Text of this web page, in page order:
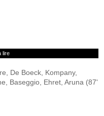
lire
De Boeck, Kompany,
Baseggio, Ehret, Aruna (87'